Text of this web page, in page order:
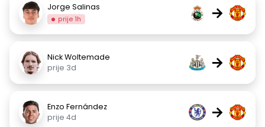
Jorge Salinas
prije 1h →
Nick Woltemade
prije 3d
→
Enzo Fernández
prije 4d
→